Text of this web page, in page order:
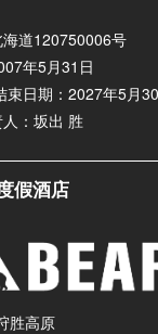
道120750006号
年5月31日
束日期：2027年5月
：坂出 胜
假酒店
胜高原